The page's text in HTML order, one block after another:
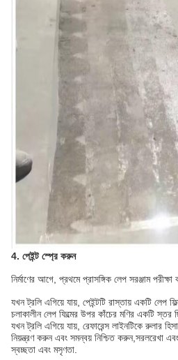
4. পেইন্ট স্প্রে করুন
নির্মাণের আগে, প্রথমে প্রাসঙ্গিক লেপ সরঞ্জাম
যখন ট্রলি এগিয়ে যায়, পেইন্টটি রাস্তায় একটি লেপ
চলাকালীন লেপ ফিল্মের উপর কাঁচের মণির একটি স্তর
যখন ট্রলি এগিয়ে যায়, রেফারেন্স লাইনটিকে রুলার
নিয়ন্ত্রণ করুন এবং সমন্বয় নিশ্চিত করুন,সরলরেখা
স্বচ্ছতা এবং মসৃণতা.